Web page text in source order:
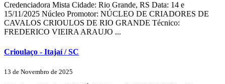
Credenciadora Mista Cidade: Rio Grande, RS Data: 14 e
15/11/2025 Núcleo Promotor: NÚCLEO DE CRIADORES DE
CAVALOS CRIOULOS DE RIO GRANDE Técnico:
FREDERICO VIEIRA ARAUJO ...
Crioulaço - Itajaí / SC
13 de Novembro de 2025